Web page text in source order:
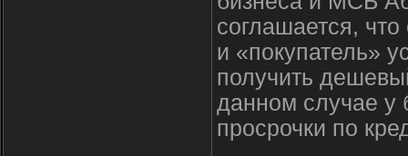
соглашается,
и «покупатель»
получить
данном случае у
просрочки по